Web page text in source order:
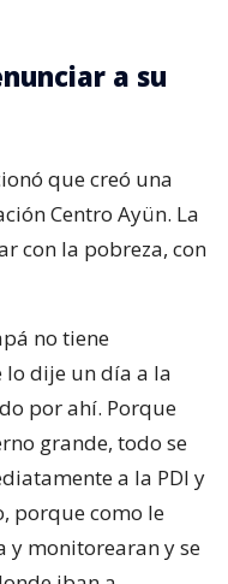
a su
que creó una
Centro Ayün. La
con la pobreza, con
no tiene
lo dije un día a la
por ahí. Porque
grande, todo se
a la PDI y
porque como le
y monitorearan y se